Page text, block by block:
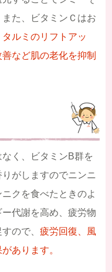
た、ビタミンＣはお
タルミのリフトアッ
など肌の老化を抑制
く、ビタミンB群を
がしますのでニンニ
クを食べたときのよ
代謝を高め、疲労物
すので、疲労回復、風
あります。